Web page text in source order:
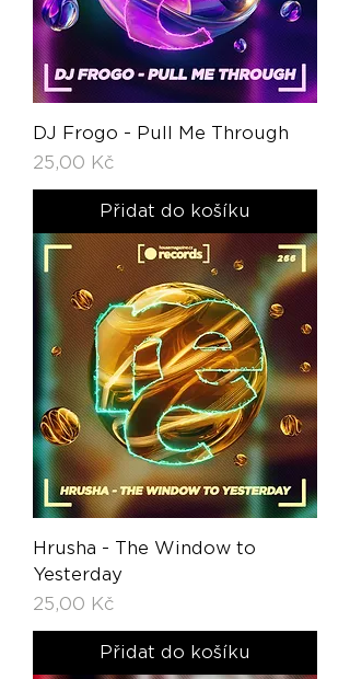
DJ Frogo - Pull Me Through
Cena
25,00 Kč
Přidat do košíku
Hrusha - The Window to
Yesterday
Cena
25,00 Kč
Přidat do košíku